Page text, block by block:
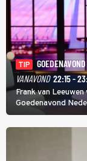
TIP
VANAVOND 22:15 -
Frank van
Goedenavond
journalist en De
om met Sam